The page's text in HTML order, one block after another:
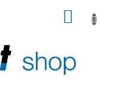
KOŠÍK